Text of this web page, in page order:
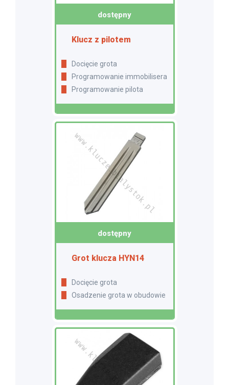
dostępny
Klucz z pilotem
Docięcie grota
Programowanie immobilisera
Programowanie pilota
dostępny
Grot klucza HYN14
Docięcie grota
Osadzenie grota w obudowie